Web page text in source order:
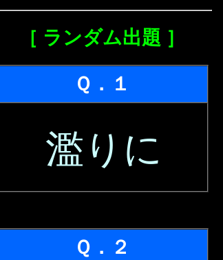
［ ランダム出題 ］
Ｑ．１
濫りに
Ｑ．２